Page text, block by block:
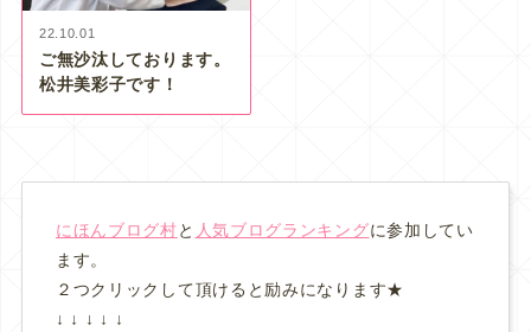
22.10.01
ご無沙汰しております。
松井美彩子です！
にほんブログ村と 人気ブログランキングに参加してい
ます。
２つクリックして頂けると励みになります★
↓ ↓ ↓ ↓ ↓